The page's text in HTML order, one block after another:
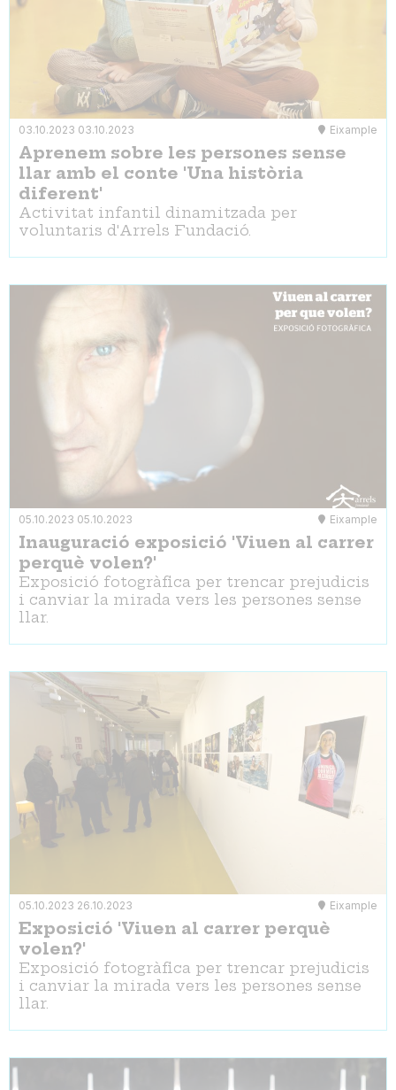
03.10.2023 03.10.2023 Eixample
Aprenem sobre les persones sense
llar amb el conte 'Una història
diferent'
Activitat infantil dinamitzada per
voluntaris d'Arrels Fundació.
05.10.2023 05.10.2023 Eixample
Inauguració exposició 'Viuen al carrer
perquè volen?'
Exposició fotogràfica per trencar prejudicis
i canviar la mirada vers les persones sense
llar.
05.10.2023 26.10.2023 Eixample
Exposició 'Viuen al carrer perquè
volen?'
Exposició fotogràfica per trencar prejudicis
i canviar la mirada vers les persones sense
llar.